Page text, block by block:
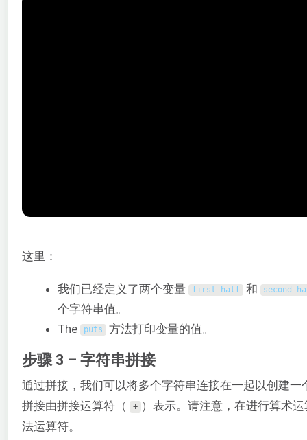
这里：
我们已经定义了两个变量 first_half 和
个字符串值。
The
puts 方法打印变量的值。
步骤 3 – 字符串拼接
通过拼接，我们可以将多个字符串连接在一起以创建一
拼接由拼接运算符（
+ ）表示。请注意，在进行算术
法运算符。